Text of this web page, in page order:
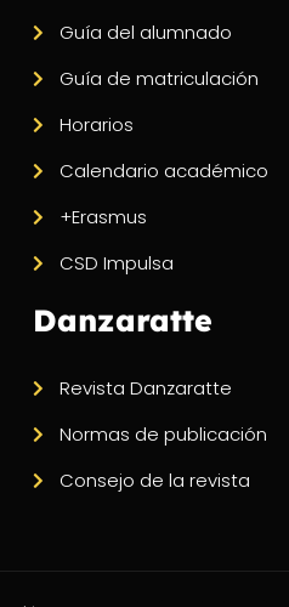
Guía del alumnado
Guía de matriculación
Horarios
Calendario académico
+Erasmus
CSD Impulsa
Danzaratte
Revista Danzaratte
Normas de publicación
Consejo de la revista